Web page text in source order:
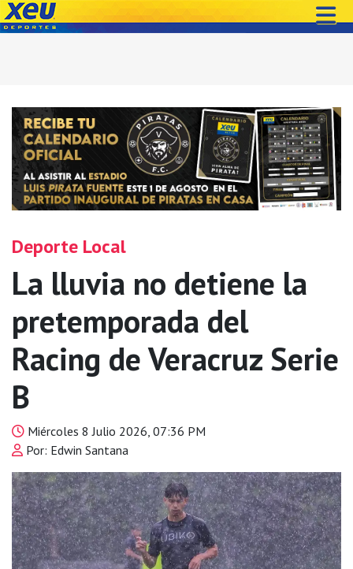
Deporte Local
La lluvia no detiene la
pretemporada del
Racing de Veracruz Serie
B
Miércoles 8 Julio 2026, 07:36 PM
Por: Edwin Santana